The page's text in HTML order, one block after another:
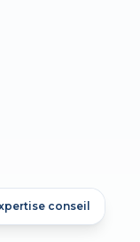
conseil